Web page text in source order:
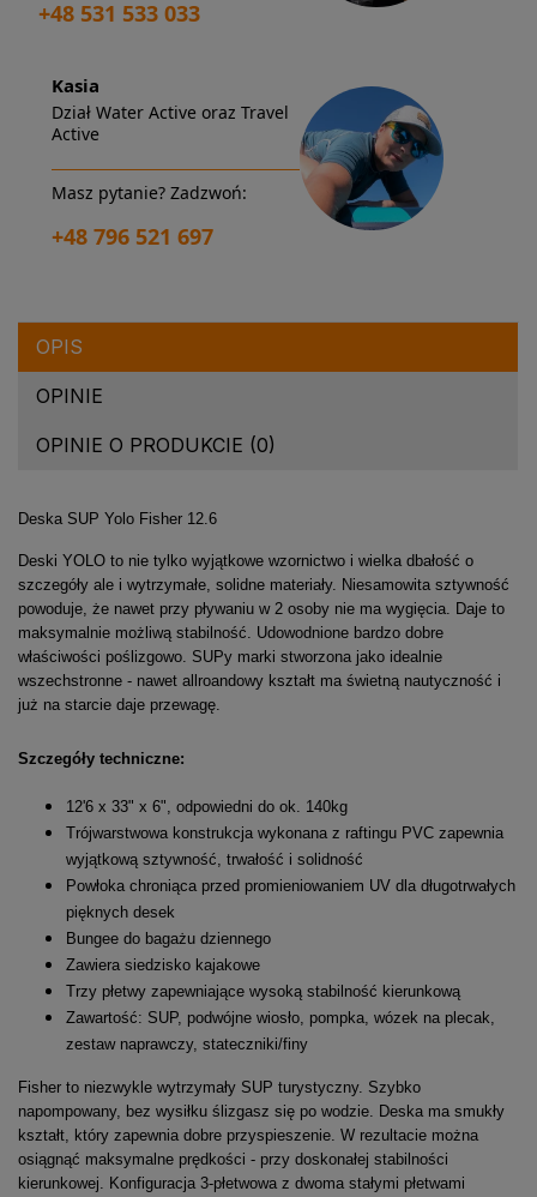
+48 531 533 033
Kasia
Dział Water Active oraz Travel
Active
Masz pytanie? Zadzwoń:
+48 796 521 697
OPIS
OPINIE
OPINIE O PRODUKCIE (0)
Deska SUP Yolo Fisher 12.6
Deski YOLO to nie tylko wyjątkowe wzornictwo i wielka dbałość o
szczegóły ale i wytrzymałe, solidne materiały. Niesamowita sztywność
powoduje, że nawet przy pływaniu w 2 osoby nie ma wygięcia. Daje to
maksymalnie możliwą stabilność. Udowodnione bardzo dobre
właściwości poślizgowo. SUPy marki stworzona jako idealnie
wszechstronne - nawet allroandowy kształt ma świetną nautyczność i
już na starcie daje przewagę.
Szczegóły techniczne:
12'6 x 33" x 6", odpowiedni do ok. 140kg
Trójwarstwowa konstrukcja wykonana z raftingu PVC zapewnia
wyjątkową sztywność, trwałość i solidność
Powłoka chroniąca przed promieniowaniem UV dla długotrwałych
pięknych desek
Bungee do bagażu dziennego
Zawiera siedzisko kajakowe
Trzy płetwy zapewniające wysoką stabilność kierunkową
Zawartość: SUP, podwójne wiosło, pompka, wózek na plecak,
zestaw naprawczy, stateczniki/finy
Fisher to niezwykle wytrzymały SUP turystyczny. Szybko
napompowany, bez wysiłku ślizgasz się po wodzie. Deska ma smukły
kształt, który zapewnia dobre przyspieszenie. W rezultacie można
osiągnąć maksymalne prędkości - przy doskonałej stabilności
kierunkowej. Konfiguracja 3-płetwowa z dwoma stałymi płetwami